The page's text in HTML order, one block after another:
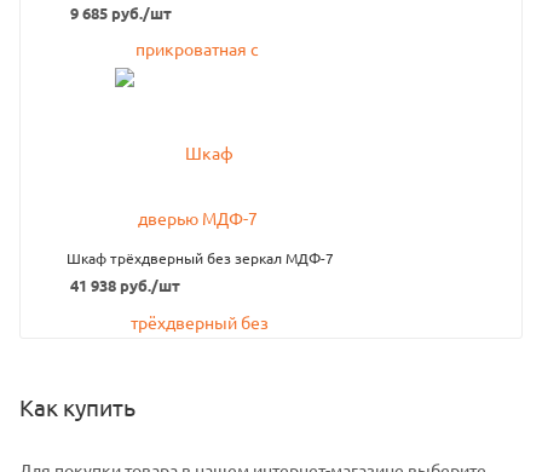
9 685руб./шт
Шкаф трёхдверный без зеркал МДФ-7
41 938руб./шт
Как купить